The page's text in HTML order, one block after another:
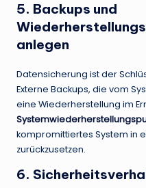
5. Backups und
anlegen
Datensicherung ist der
Externe Backups, die vom
eine Wiederherstellung im
kompromittiertes System in
zurückzusetzen.
6.